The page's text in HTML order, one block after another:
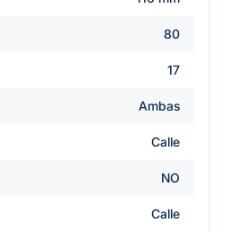
80
17
Ambas
Calle
NO
Calle